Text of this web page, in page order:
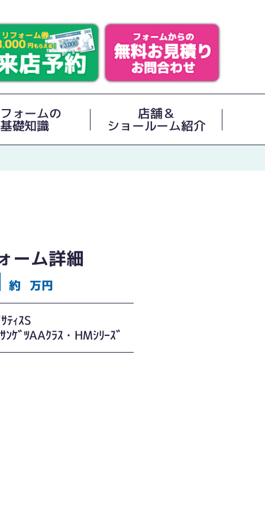
ォームの
基礎知識
店舗＆
ショールーム紹介
ーム詳細
約 万円
ｨｽS
ﾝｹﾞﾂAAｸﾗｽ・HMｼﾘｰｽﾞ